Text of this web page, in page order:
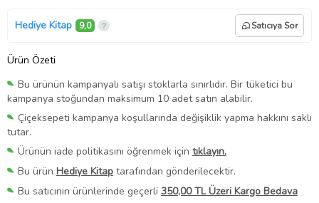
Hediye Kitap 9,0 Satıcıya Sor
Ürün Özeti
Bu ürünün kampanyalı satışı stoklarla sınırlıdır. Bir tüketici bu
kampanya stoğundan maksimum 10 adet satın alabilir.
Çiçeksepeti kampanya koşullarında değişiklik yapma hakkını saklı
tutar.
Ürünün iade politikasını öğrenmek için tıklayın.
Bu ürün Hediye Kitap tarafından gönderilecektir.
Bu satıcının ürünlerinde geçerli 350,00 TL Üzeri Kargo Bedava